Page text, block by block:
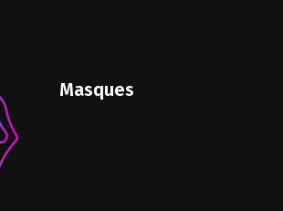
Masques